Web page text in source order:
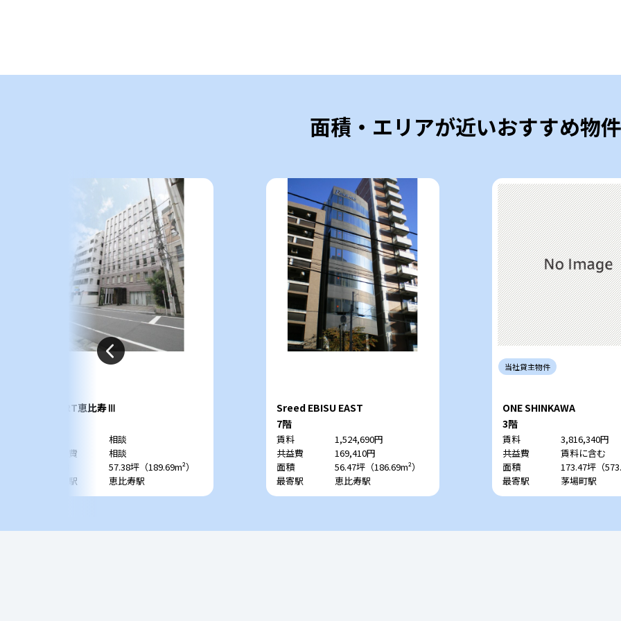
面積・エリアが近いおすすめ物件
VORT恵比寿Ⅲ
相談
共益費
相談
57.38坪（189.69m²）
最寄駅
恵比寿駅
Sreed EBISU EAST
7階
賃料
1,524,690円
共益費
169,410円
面積
56.47坪（186.69m²）
最寄駅
恵比寿駅
当社貸主物件
ONE SHINKAWA
3階
賃料
3,816,340円
共益費
賃料に含む
面積
173.47坪（
最寄駅
茅場町駅